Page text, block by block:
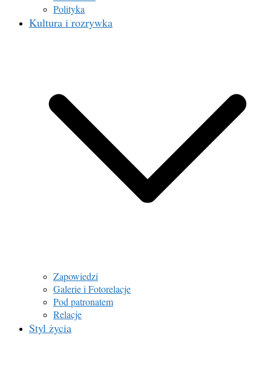
Polityka
Kultura i rozrywka
Zapowiedzi
Galerie i Fotorelacje
Pod patronatem
Relacje
Styl życia